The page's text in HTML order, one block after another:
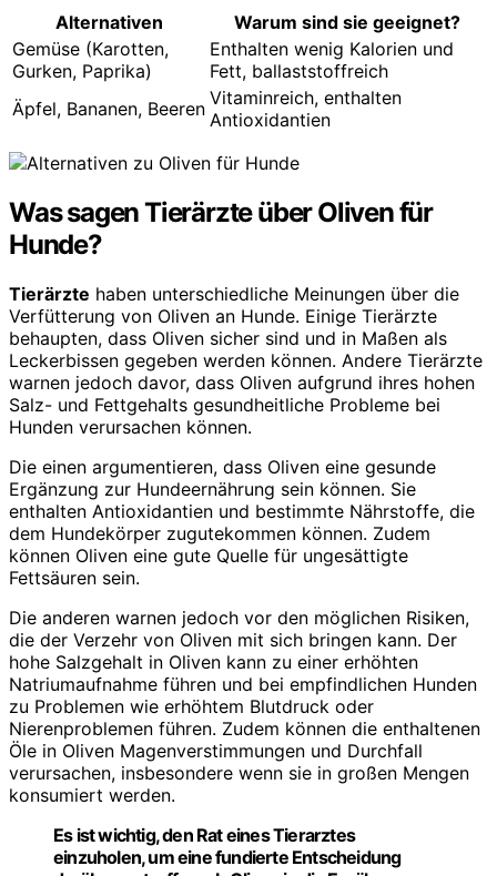
Alternativen
Warum sind sie geeignet?
Gemüse (Karotten,
Gurken, Paprika)
Enthalten wenig Kalorien und
Fett, ballaststoffreich
Äpfel, Bananen, Beeren Vitaminreich, enthalten
Antioxidantien
Was sagen Tierärzte über Oliven für
Hunde?
Tierärzte haben unterschiedliche Meinungen über die
Verfütterung von Oliven an Hunde. Einige Tierärzte
behaupten, dass Oliven sicher sind und in Maßen als
Leckerbissen gegeben werden können. Andere Tierärzte
warnen jedoch davor, dass Oliven aufgrund ihres hohen
Salz- und Fettgehalts gesundheitliche Probleme bei
Hunden verursachen können.
Die einen argumentieren, dass Oliven eine gesunde
Ergänzung zur Hundeernährung sein können. Sie
enthalten Antioxidantien und bestimmte Nährstoffe, die
dem Hundekörper zugutekommen können. Zudem
können Oliven eine gute Quelle für ungesättigte
Fettsäuren sein.
Die anderen warnen jedoch vor den möglichen Risiken,
die der Verzehr von Oliven mit sich bringen kann. Der
hohe Salzgehalt in Oliven kann zu einer erhöhten
Natriumaufnahme führen und bei empfindlichen Hunden
zu Problemen wie erhöhtem Blutdruck oder
Nierenproblemen führen. Zudem können die enthaltenen
Öle in Oliven Magenverstimmungen und Durchfall
verursachen, insbesondere wenn sie in großen Mengen
konsumiert werden.
Es ist wichtig, den Rat eines Tierarztes
einzuholen, um eine fundierte Entscheidung